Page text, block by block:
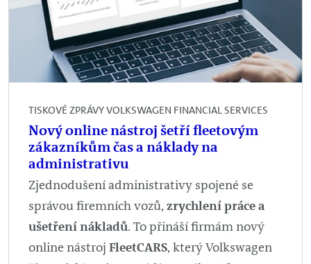
TISKOVÉ ZPRÁVY VOLKSWAGEN FINANCIAL SERVICES
Nový online nástroj šetří fleetovým
zákazníkům čas a náklady na
administrativu
Zjednodušení administrativy spojené se
správou firemních vozů, zrychlení práce a
ušetření nákladů. To přináší firmám nový
online nástroj FleetCARS, který Volkswagen